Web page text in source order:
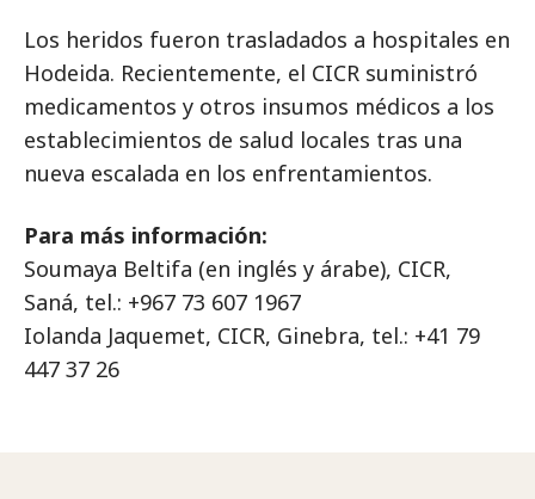
Los heridos fueron trasladados a hospitales en
Hodeida. Recientemente, el CICR suministró
medicamentos y otros insumos médicos a los
establecimientos de salud locales tras una
nueva escalada en los enfrentamientos.
Para más información:
Soumaya Beltifa (en inglés y árabe), CICR,
Saná, tel.: +967 73 607 1967
Iolanda Jaquemet, CICR, Ginebra, tel.: +41 79
447 37 26